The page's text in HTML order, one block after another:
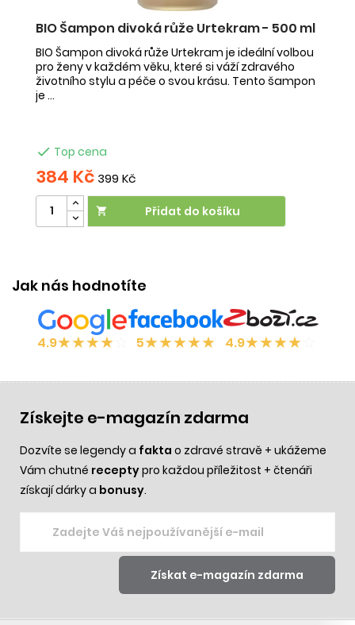
BIO Šampon divoká růže Urtekram - 500 ml
BIO Šampon divoká růže Urtekram je ideální volbou
pro ženy v každém věku, které si váží zdravého
životního stylu a péče o svou krásu. Tento šampon
je ...
 Top cena
384 Kč 399 Kč
 Přidat do košíku
Jak nás hodnotíte
4.9★★★★ 5★★★★★ 4.9★★★★
Získejte e-magazín zdarma
Dozvíte se legendy a fakta o zdravé stravě + ukážeme
Vám chutné receptypro každou příležitost + čtenáři
získají dárky a bonusy.